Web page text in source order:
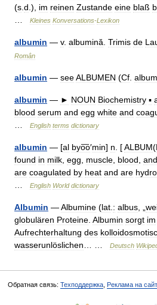
(s d .), im reinen Zustande eine blaß
Kleines Konversations-Lexikon
albumin — v. albumină Trimis de
Român
albumin — seeALBUMEN (Cf
albumin — ► NOUN Biochemistry ▪
blood serum and egg white and
English terms dictionary
albumin — [al byo͞o′min] n . [ALBUM(
found in milk egg muscle blood and
are coagulated by heat and are
English World dictionary
Albumin —Albumine (lat : albus
globulären Proteine Albumin sorgt im
Aufrechterhaltung des
wasserunlöslichen
Deutsch
Обратная связь: Техподдержка Реклама на